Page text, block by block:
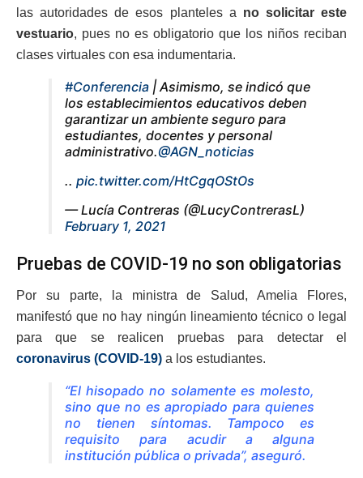
las autoridades de esos planteles a no solicitar este
vestuario, pues no es obligatorio que los niños reciban
clases virtuales con esa indumentaria.
#Conferencia | Asimismo, se indicó que
los establecimientos educativos deben
garantizar un ambiente seguro para
estudiantes, docentes y personal
administrativo.@AGN_noticias
.. pic.twitter.com/HtCgqOStOs
— Lucía Contreras (@LucyContrerasL)
February 1, 2021
Pruebas de COVID-19 no son obligatorias
Por su parte, la ministra de Salud, Amelia Flores,
manifestó que no hay ningún lineamiento técnico o legal
para que se realicen pruebas para detectar el
coronavirus (COVID-19) a los estudiantes.
“El hisopado no solamente es molesto,
sino que no es apropiado para quienes
no tienen síntomas. Tampoco es
requisito para acudir a alguna
institución pública o privada”, aseguró.